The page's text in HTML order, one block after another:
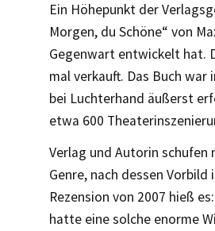
Ein Höhepunkt der
Morgen, du Schöne“ von
Gegenwart entwickelt hat.
mal verkauft. Das Buch war
bei Luchterhand äußerst
etwa 600
Verlag und Autorin
Genre, nach dessen
Rezension von 2007 hieß
hatte eine solche enorme